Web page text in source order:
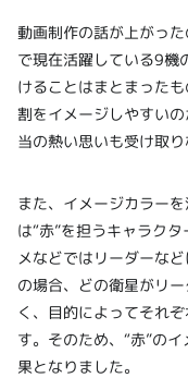
動画制作の話が上がっ
で現在活躍している9機
けることはまとまった
割をイメージしやすい
当の熱い思いも受け取り
また、イメージカラー
は“赤”を担うキャラク
メなどではリーダーな
の場合、どの衛星がリ
く、目的によってそれ
す。そのため、“赤”の
果となりました。